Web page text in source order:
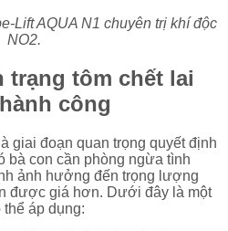
Lift AQUA N1 chuyên trị khí độc
NO2.
trạng tôm chết lai
công
giai đoạn quan trọng quyết định
bà con cần phòng ngừa tình
ảnh hưởng đến trọng lượng
được giá hơn. Dưới đây là một
áp dụng: